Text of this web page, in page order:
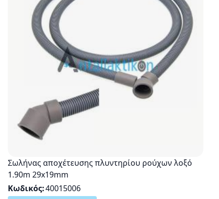
Σωλήνας αποχέτευσης πλυντηρίου ρούχων λοξό
1.90m 29x19mm
Κωδικός 40015006